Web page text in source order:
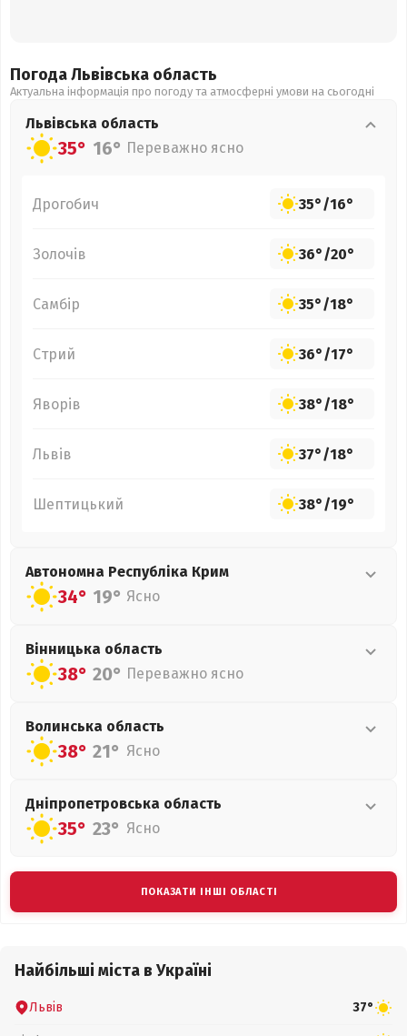
Погода Львівська область
Актуальна інформація про погоду та атмосферні умови на сьогодні
Львівська область
35° 16° Переважно ясно
Дрогобич 35°/16°
Золочів 36°/20°
Самбір 35°/18°
Стрий 36°/17°
Яворів 38°/18°
Львів 37°/18°
Шептицький 38°/19°
Автономна Республіка Крим
34° 19° Ясно
Вінницька область
38° 20° Переважно ясно
Волинська область
38° 21° Ясно
Дніпропетровська область
35° 23° Ясно
ПОКАЗАТИ ІНШІ ОБЛАСТІ
Найбільші міста в Україні
Львів 37°